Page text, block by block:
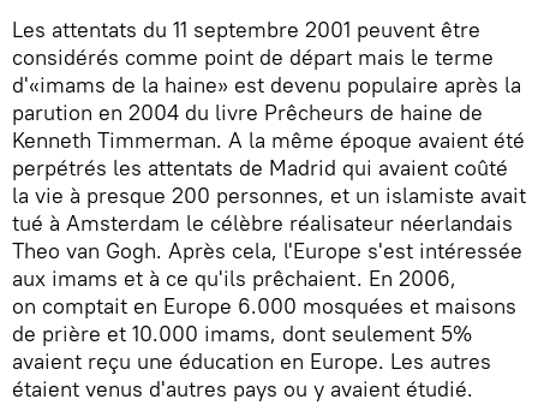
Les attentats du 11 septembre 2001 peuvent être
considérés comme point de départ mais le terme
d'«imams de la haine» est devenu populaire après la
parution en 2004 du livre Prêcheurs de haine de
Kenneth Timmerman. A la même époque avaient été
perpétrés les attentats de Madrid qui avaient coûté
la vie à presque 200 personnes, et un islamiste avait
tué à Amsterdam le célèbre réalisateur néerlandais
Theo van Gogh. Après cela, l'Europe s'est intéressée
aux imams et à ce qu'ils prêchaient. En 2006,
on comptait en Europe 6.000 mosquées et maisons
de prière et 10.000 imams, dont seulement 5%
avaient reçu une éducation en Europe. Les autres
étaient venus d'autres pays ou y avaient étudié.